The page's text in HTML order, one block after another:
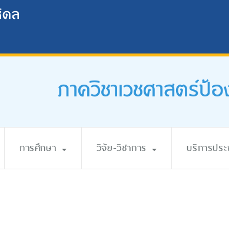
ภาควิชาเวชศาสตร์ป้
การศึกษา วิจัย-วิชาการ บริการปร